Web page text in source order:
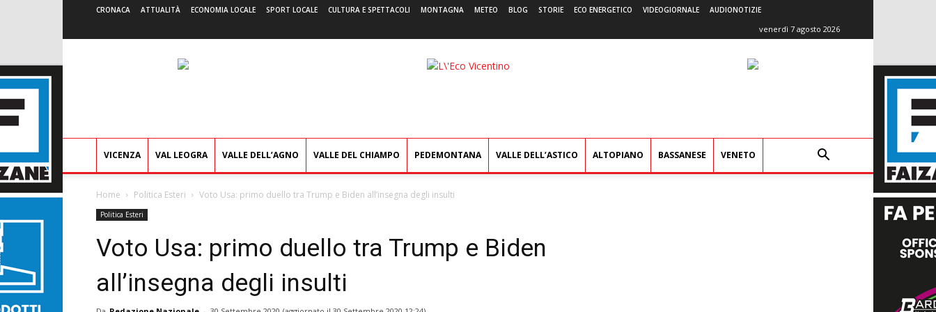
CRONACA ATTUALITÀ ECONOMIA LOCALE SPORT LOCALE CULTURA E SPETTACOLI MONTAGNA METEO BLOG STORIE ECO ENERGETICO VIDEOGIORNALE AUDIONOTIZIE
venerdì 7 agosto 2026
L'Eco
VICENZA VAL LEOGRA VALLE DELL’AGNO VALLE DEL CHIAMPO PEDEMONTANA VALLE DELL’ASTICO ALTOPIANO BASSANESE VENETO
Home Politica Esteri Voto Usa: primo duello tra Trump e Biden all’insegna degli insulti
Politica Esteri
Voto Usa: primo duello tra Trump e Biden
all’insegna degli insulti